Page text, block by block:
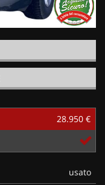
28.950 €
usato